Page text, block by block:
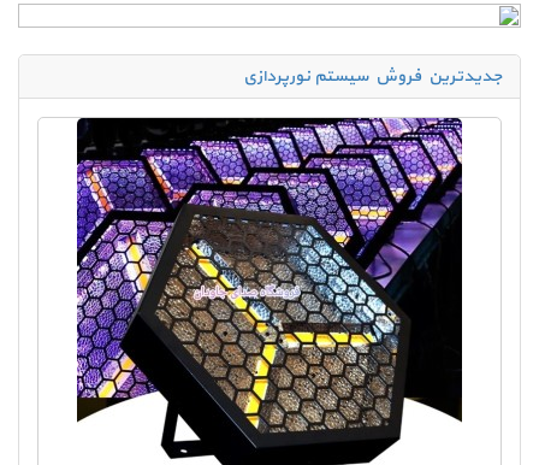
جدیدترین فروش سیستم نورپردازی